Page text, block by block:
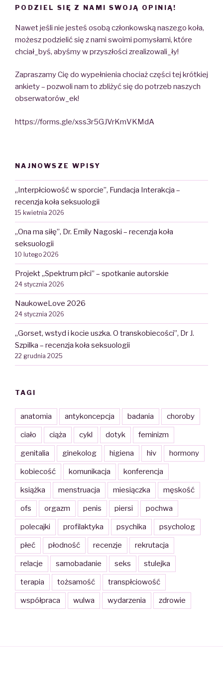
PODZIEL SIĘ Z NAMI SWOJĄ OPINIĄ!
Nawet jeśli nie jesteś osobą członkowską naszego koła,
możesz podzielić się z nami swoimi pomysłami, które
chciał_byś, abyśmy w przyszłości zrealizowali_ły!
Zapraszamy Cię do wypełnienia chociaż części tej krótkiej
ankiety – pozwoli nam to zbliżyć się do potrzeb naszych
obserwatorów_ek!
https://forms.gle/xss3r5GJVrKmVKMdA
NAJNOWSZE WPISY
„Interpłciowość w sporcie”, Fundacja Interakcja –
recenzja koła seksuologii
15 kwietnia 2026
„Ona ma siłę”, Dr. Emily Nagoski – recenzja koła
seksuologii
10 lutego 2026
Projekt „Spektrum płci” – spotkanie autorskie
24 stycznia 2026
NaukoweLove 2026
24 stycznia 2026
„Gorset, wstyd i kocie uszka. O transkobiecości”, Dr J.
Szpilka – recenzja koła seksuologii
22 grudnia 2025
TAGI
anatomia antykoncepcja badania choroby
ciało ciąża cykl dotyk feminizm
genitalia ginekolog higiena hiv hormony
kobiecość komunikacja konferencja
książka menstruacja miesiączka męskość
ofs orgazm penis piersi pochwa
polecajki profilaktyka psychika psycholog
płeć płodność recenzje rekrutacja
relacje samobadanie seks stulejka
terapia tożsamość transpłciowość
współpraca wulwa wydarzenia zdrowie